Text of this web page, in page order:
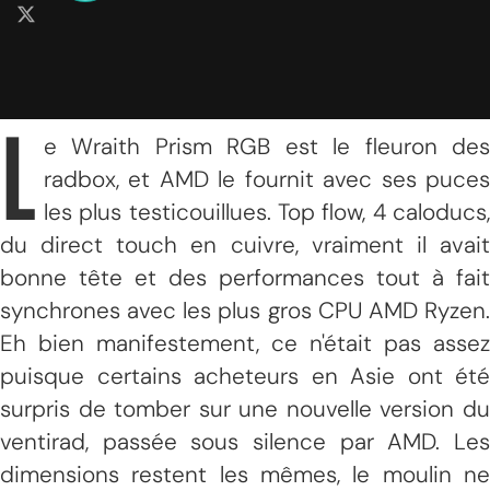
L
e Wraith Prism RGB est le fleuron des
radbox, et AMD le fournit avec ses puces
les plus testicouillues. Top flow, 4 caloducs,
du direct touch en cuivre, vraiment il avait
bonne tête et des performances tout à fait
synchrones avec les plus gros CPU AMD Ryzen.
Eh bien manifestement, ce n'était pas assez
puisque certains acheteurs en Asie ont été
surpris de tomber sur une nouvelle version du
ventirad, passée sous silence par AMD. Les
dimensions restent les mêmes, le moulin ne